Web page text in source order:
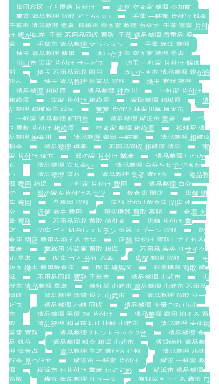
世田谷区 ゴミ屋敷 片付け
東京 空き家 整理 売却前
東京 遺品整理 買取 どこがいい
千葉 一軒家 片付け 料金.
千葉市 遺品整理 業者. 船橋市 空き家 整理 自分で. 千葉 実家 片付
け 親が健在. 千葉 不用品回収 買取. 千葉 遺品整理 貴重品 探
索
千葉市 遺品整理 マンション
千葉 終活 整理
埼玉 遺品整理 費用
さいたま市 空き家 整理 業者
川口市 実家 片付け サービス
埼玉 一軒家 片付け 解体
前
埼玉 不用品回収 即日
さいたま市 遺品整理 親が施
設へ
埼玉 遺品整理 骨董品 買取
埼玉 家財 整理
遺品整理 相模原
遺品整理 神奈川
一軒家 片付け
相模原
実家 片付け 相模原 家財整理 相模原
遺
品整理 相模原市 緑区
実家 片付け 神奈川県 厚木市
一軒家 遺品整理 町田市
遺品整理 横浜市 業者
ゴ
ミ屋敷 片付け 相模原
空き家 整理 相模原
孤独死 遺
品整理 神奈川
遺品整理 費用 一軒家
遺品整理 相模原
料金
遺品整理 供養 不用品回収 相模原 遺品
実
家 片付け 遠方
親の家 片付け 業者
遺品整理 いつか
ら
遺品整理 立ち会い
遺品整理 自分たちで できな
い
遺品整理 流れ 遺品整理 業者 選び方
遺品整
理 費用 相場
一軒家 片付け 費用
遺品整理 自分
で
親の家を片付けるコツ 飲食店 閉店
店舗 閉
店 費用
業務用 買取
店舗 片付け飲食店 閉店 処
分
店舗 撤去 費用 厨房機器 買取 高額
食器 大
量 買取
不用品回収 買取 値引き
店舗 片付け 業
者
閉店 ゴミ 処分レストラン 食器 スプーン 買取
飲
食店 閉店 費用を抑える 方法
店舗 片付け 買取してくれる
業者
業務用 冷蔵庫 買取 相場
不用品 海外 リサイク
ル 業者
閉店 ゴミ 分別 不要 店舗 整理 買取
居
抜き 撤去 費用飲食店
閉店 練馬区
厨房機器 買取 横
浜
不用品回収 買取 千葉市 遺品整理 山武市
山
武市 遺品整理 業者
便利屋 山武市 遺品整理 山武市 不用品
回収
遺品整理 賃貸 退去 山武市
遺品整理 買取 サー
ビス
遺品整理 小銭 回収
遺品整理 大量ごみ 山武
市
遺品整理 平屋 2K 片付け
遺品整理 費用 抑える 買
取
遺品整理 相見積もり 比較 山武市
遺品整理 未使用
家電 買取
遺品整理 2トントラック 2台
遺品整理 食
品 処分
遺品整理 料金 相場 山武市
賃貸物件 遺品整
理 注意点
遺品整理 業者 選び方 信頼
遺品整理 小銭
貯金 見つけ方
横浜市 一軒家 片付け
横浜 一軒家 整
理
横浜市 お片付け 業者 おすすめ
横浜市 遺品整理
買取
横浜 生前整理 リユース
便利屋まごころ 横浜 口